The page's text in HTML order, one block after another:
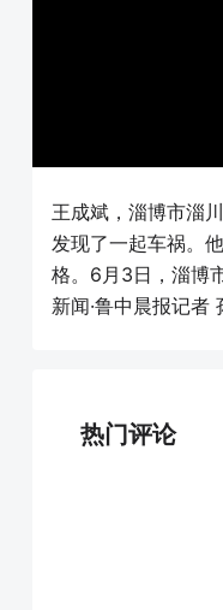
王成斌，淄博市淄
发现了一起车祸。
格。6月3日，淄博
新闻·鲁中晨报记者
热门评论